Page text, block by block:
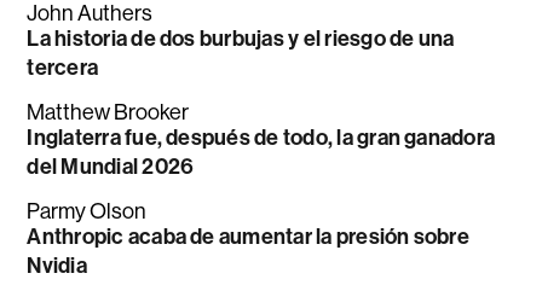
John Authers
La historia de dos burbujas y el riesgo de una
tercera
Matthew Brooker
Inglaterra fue, después de todo, la gran ganadora
del Mundial 2026
Parmy Olson
Anthropic acaba de aumentar la presión sobre
Nvidia